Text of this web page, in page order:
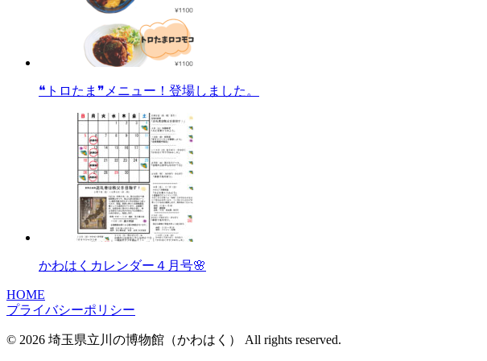
❝トロたま❞メニュー！登場しました。
かわはくカレンダー４月号🌸
HOME
プライバシーポリシー
© 2026 埼玉県立川の博物館（かわはく） All rights reserved.